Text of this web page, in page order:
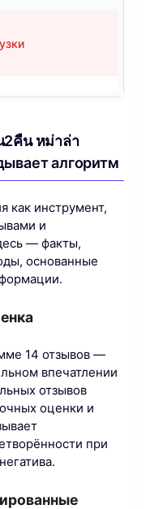
2คืน หม่าล่า
алгоритм
как инструмент,
и
— факты,
основанные
14 отзывов —
впечатлении
отзывов
оценки и
при